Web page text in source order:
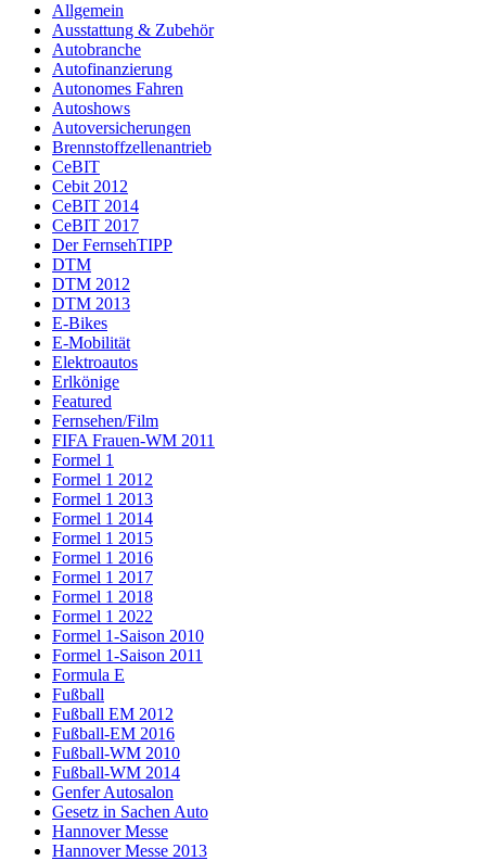
Allgemein
Ausstattung & Zubehör
Autobranche
Autofinanzierung
Autonomes Fahren
Autoshows
Autoversicherungen
Brennstoffzellenantrieb
CeBIT
Cebit 2012
CeBIT 2014
CeBIT 2017
Der FernsehTIPP
DTM
DTM 2012
DTM 2013
E-Bikes
E-Mobilität
Elektroautos
Erlkönige
Featured
Fernsehen/Film
FIFA Frauen-WM 2011
Formel 1
Formel 1 2012
Formel 1 2013
Formel 1 2014
Formel 1 2015
Formel 1 2016
Formel 1 2017
Formel 1 2018
Formel 1 2022
Formel 1-Saison 2010
Formel 1-Saison 2011
Formula E
Fußball
Fußball EM 2012
Fußball-EM 2016
Fußball-WM 2010
Fußball-WM 2014
Genfer Autosalon
Gesetz in Sachen Auto
Hannover Messe
Hannover Messe 2013